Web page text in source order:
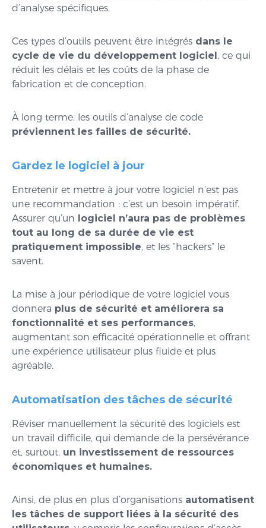
d’analyse spécifiques.
Ces types d’outils peuvent être intégrés dans le
cycle de vie du développement logiciel, ce qui
réduit les délais et les coûts de la phase de
fabrication et de conception.
À long terme, les outils d’analyse de code
préviennent les failles de sécurité.
Gardez le logiciel à jour
Entretenir et mettre à jour votre logiciel n’est pas
une recommandation : c’est un besoin impératif.
Assurer qu’un logiciel n’aura pas de problèmes
tout au long de sa durée de vie est
pratiquement impossible, et les “hackers” le
savent.
La mise à jour périodique de votre logiciel vous
donnera plus de sécurité et améliorera sa
fonctionnalité et ses performances,
augmentant son efficacité opérationnelle et offrant
une expérience utilisateur plus fluide et plus
agréable.
Automatisation des tâches de sécurité
Réviser manuellement la sécurité des logiciels est
un travail difficile, qui demande de la persévérance
et, surtout, un investissement de ressources
économiques et humaines.
Ainsi, de plus en plus d’organisations automatisent
les tâches de support liées à la sécurité des